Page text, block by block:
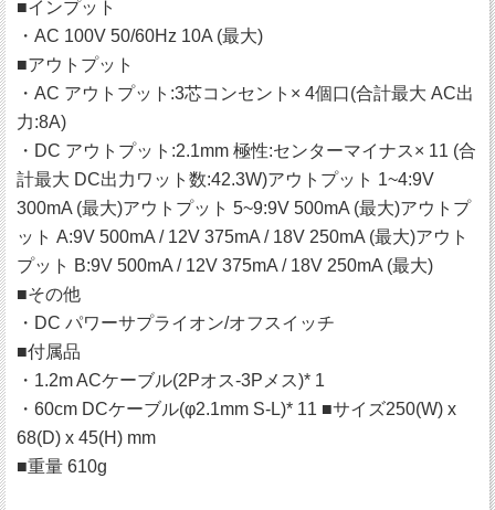
■インプット
・AC 100V 50/60Hz 10A (最大)
■アウトプット
・AC アウトプット:3芯コンセント× 4個口(合計最大 AC出
力:8A)
・DC アウトプット:2.1mm 極性:センターマイナス× 11 (合
計最大 DC出力ワット数:42.3W)アウトプット 1~4:9V
300mA (最大)アウトプット 5~9:9V 500mA (最大)アウトプ
ット A:9V 500mA / 12V 375mA / 18V 250mA (最大)アウト
プット B:9V 500mA / 12V 375mA / 18V 250mA (最大)
■その他
・DC パワーサプライオン/オフスイッチ
■付属品
・1.2m ACケーブル(2Pオス-3Pメス)* 1
・60cm DCケーブル(φ2.1mm S-L)* 11 ■サイズ250(W) x
68(D) x 45(H) mm
■重量 610g